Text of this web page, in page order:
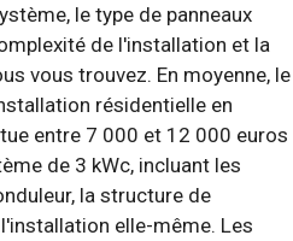
le type de panneaux
de l'installation et la
vous trouvez. En moyenne, le
résidentielle en
entre 7 000 et 12 000 euros
de 3 kWc, incluant les
la structure de
elle-même. Les